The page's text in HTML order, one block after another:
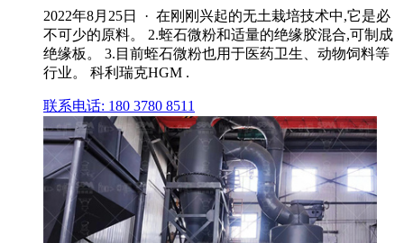
2022年8月25日 · 在刚刚兴起的无土栽培技术中,它是必
不可少的原料。 2.蛭石微粉和适量的绝缘胶混合,可制成
绝缘板。 3.目前蛭石微粉也用于医药卫生、动物饲料等
行业。 科利瑞克HGM .
联系电话: 180 3780 8511